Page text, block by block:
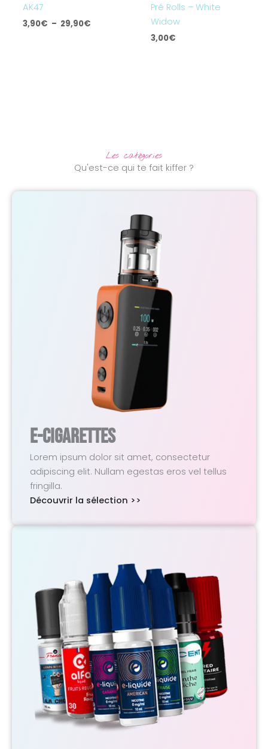
AK47
3,90€ – 29,90€
Pré Rolls – White
Widow
3,00€
Les catégories
Qu'est-ce qui te fait kiffer ?
E-Cigarettes
Lorem ipsum dolor sit amet, consectetur
adipiscing elit. Nullam egestas eros vel tellus
fringilla.
Découvrir la sélection >>